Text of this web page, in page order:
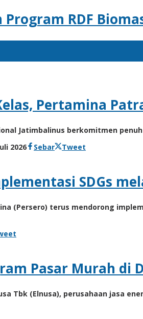
Program RDF
Pertamina
Jatimbalinus berkomitmen
2026olehSebar Tweet
SDGs
(Persero) terus mendorong
Pasar Murah di
Tbk (Elnusa), perusahaan